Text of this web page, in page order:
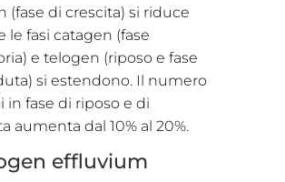
(fase di crescita) si riduce
le fasi catagen (fase
e telogen (riposo e fase
si estendono. Il numero
in fase di riposo e di
aumenta dal 10% al 20%.
effluvium